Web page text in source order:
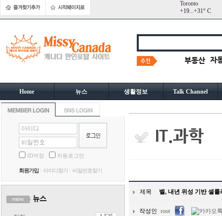
Toronto
+19...+31° C
Home 뉴스 생활정보 Talk Channel
ID저장 자동로그인
회원가입 아이디찾기 비밀번호찾기
제목 벨, 내년 위성 기반 셀
작성인 root